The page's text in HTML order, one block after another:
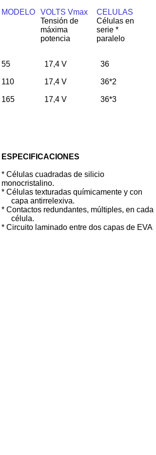
ESPECIFICACIONES
* Células cuadradas de silicio
monocristalino.
* Células texturadas químicamente y con
capa antirrelexiva.
* Contactos redundantes, múltiples, en cada
célula.
* Circuito laminado entre dos capas de EVA
VOLTS Vmax
Tensión de
máxima
potencia
CELULAS
Células en
serie *
paralelo
17,4 V
17,4 V
17,4 V
36
36*2
36*3
MODELO
55
110
165